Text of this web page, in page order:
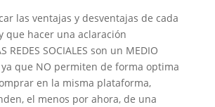
las ventajas y desventajas de cada
que hacer una aclaración
REDES SOCIALES son un MEDIO
ya que NO permiten de forma optima
en la misma plataforma,
el menos por ahora, de una